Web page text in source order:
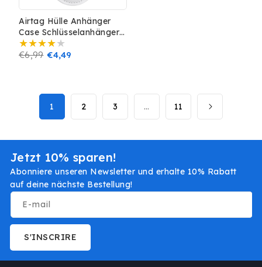
Airtag Hülle Anhänger
Case Schlüsselanhänger
Leder Optik Cover Weiss
Prix
€6,99 Prix
€4,49
1 2 3 … 11
Jetzt 10% sparen!
Abonniere unseren Newsletter und erhalte 10% Rabatt
auf deine nächste Bestellung!
E-mail
S'INSCRIRE